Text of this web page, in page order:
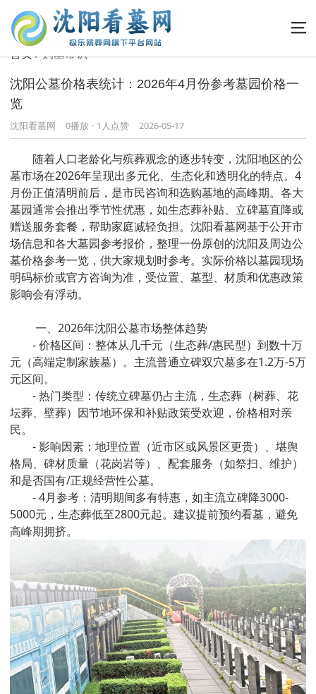
首页 购墓常识
沈阳公墓价格表统计：2026年4月份参考墓园价格一
览
沈阳看墓网 0播放 · 1人点赞 2026-05-17
随着人口老龄化与殡葬观念的逐步转变，沈阳地区的公
墓市场在2026年呈现出多元化、生态化和透明化的特点。4
月份正值清明前后，是市民咨询和选购墓地的高峰期。各大
墓园通常会推出季节性优惠，如生态葬补贴、立碑墓直降或
赠送服务套餐，帮助家庭减轻负担。沈阳看墓网基于公开市
场信息和各大墓园参考报价，整理一份原创的沈阳及周边公
墓价格参考一览，供大家规划时参考。实际价格以墓园现场
明码标价或官方咨询为准，受位置、墓型、材质和优惠政策
影响会有浮动。
一、2026年沈阳公墓市场整体趋势
- 价格区间：整体从几千元（生态葬/惠民型）到数十万
元（高端定制家族墓）。主流普通立碑双穴墓多在1.2万-5万
元区间。
- 热门类型：传统立碑墓仍占主流，生态葬（树葬、花
坛葬、壁葬）因节地环保和补贴政策受欢迎，价格相对亲
民。
- 影响因素：地理位置（近市区或风景区更贵）、堪舆
格局、碑材质量（花岗岩等）、配套服务（如祭扫、维护）
和是否国有/正规经营性公墓。
- 4月参考：清明期间多有特惠，如主流立碑降3000-
5000元，生态葬低至2800元起。建议提前预约看墓，避免
高峰期拥挤。